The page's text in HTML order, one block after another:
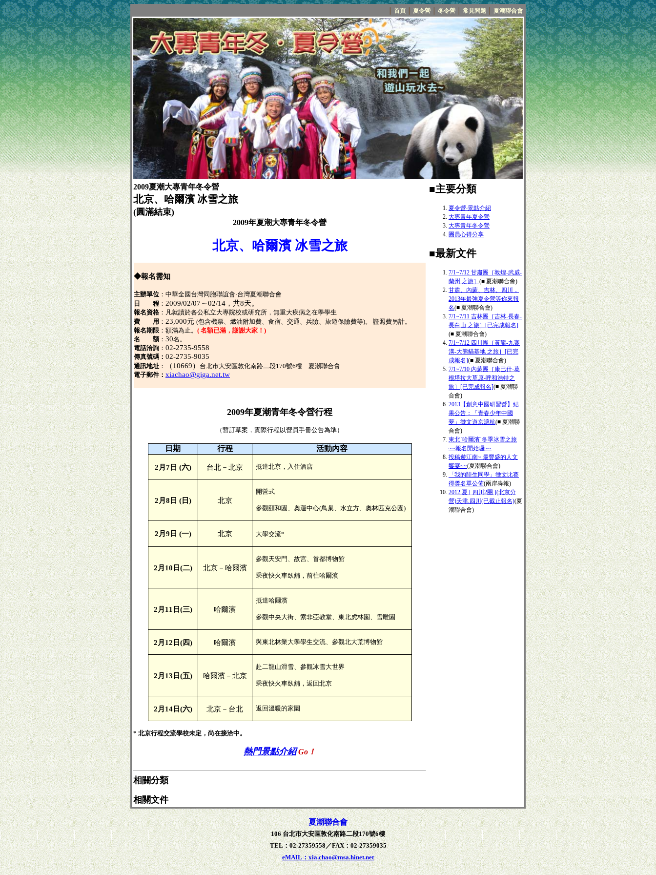
首頁 夏令營 冬令營 常見問題 夏潮聯合會
2009夏潮大專青年冬令營
北京、哈爾濱 冰雪之旅
(圓滿結束)
2009年夏潮大專青年冬令營
北京、哈爾濱 冰雪之旅
◆報名需知
主辦單位 ：中華全國台灣同胞聯誼會‧台灣夏潮聯合會
日 程 ： 2009/02/07～02/14，共8天。
報名資格 ：凡就讀於各公私立大專院校或研究所，無重大疾病之在學學生
費 用 ： 23,000元 (包含機票、燃油附加費、食宿、交通、兵險、旅遊保險費等)。
證照費另計。
報名期限 ： 額滿為止。 ( 名額已滿，謝謝大家！)
名 額： 30名。
電話洽詢 ： 02-2735-9558
傳真號碼： 02-2735-9035
通訊地址 ： （10669） 台北市大安區敦化南路二段170號6樓 夏潮聯合會
電子郵件： xiachao@giga.net.tw
2009年夏潮青年冬令營行程
（暫訂草案，實際行程以營員手冊公告為準）
日期 行程 活動內容
2 月 7日 (六) 台北－北京 抵達北京，入住酒店
2 月 8 日 (日) 北京
開營式
參觀頤和園、奧運中心(鳥巢、水立方、奧林匹克公園)
2 月 9 日 (一) 北京 大學交流*
2 月 10 日(二) 北京－哈爾濱
參觀天安門、故宮、首都博物館
乘夜快火車臥舖，前往哈爾濱
2 月 11 日(三) 哈爾濱
抵達哈爾濱
參觀中央大街、索非亞教堂、東北虎林園、雪雕園
2 月 12 日(四) 哈爾濱 與東北林業大學學生交流、參觀北大荒博物館
2 月 13 日(五) 哈爾濱－北京
赴二龍山滑雪、參觀冰雪大世界
乘夜快火車臥舖，返回北京
2 月 14日(六) 北京－台北 返回溫暖的家園
* 北京行程交流學校未定，尚在接洽中。
熱門景點介紹 Go！
相關分類
相關文件
■主要分類
夏令營‧景點介紹
大專青年夏令營
大專青年冬令營
團員心得分享
■最新文件
7/1~7/12 甘肅團［敦煌-武威-
蘭州 之旅］ (■ 夏潮聯合會)
甘肅、內蒙、吉林、四川，
2013年最強夏令營等你來報
名(■ 夏潮聯合會)
7/1~7/11 吉林團［吉林-長春-
長白山 之旅］[已完成報名]
(■ 夏潮聯合會)
7/1~7/12 四川團［黃龍-九寨
溝-大熊貓基地 之旅］[已完
成報名](■ 夏潮聯合會)
7/1~7/10 內蒙團［康巴什-葛
根塔拉大草原-呼和浩特之
旅］[已完成報名](■ 夏潮聯
合會)
2013【創意中國研習營】結
果公告：「青春少年中國
夢」徵文遊京滬杭(■ 夏潮聯
合會)
東北˙哈爾濱˙冬季冰雪之旅
~~報名開始囉~~
投稿遊江南~ 最豐盛的人文
饗宴~~(夏潮聯合會)
「我的陸生同學」徵文比賽
得獎名單公佈(兩岸犇報)
2012.夏 [ 四川2團 ](北京分
營)天津.四川(已截止報名)(夏
潮聯合會)
夏潮聯合會
106 台北市大安區敦化南路二段170號6樓
TEL：02-27359558／FAX：02-27359035
eMAIL：xia.chao@msa.hinet.net